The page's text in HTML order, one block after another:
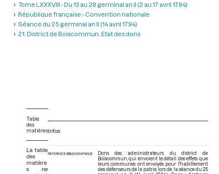
Tome LXXXVIII - Du 13 au 28 germinal an II (2 au 17 avril 1794)
République française - Convention nationale
Séance du 25 germinal an II (14 avril 1794)
21. District de Boiscommun. Etat des dons
Table
des
matières
La table
des
matière
s ne
Infos
RÉFÉRENCE BIBLIOGRAPHIQUE
Dons des administrateurs du district de
Boiscommun, qui envoient le détail des effets que
leurs communes ont envoyés pour l'habillement
des défenseurs de la patrie, lors de la séance du 25